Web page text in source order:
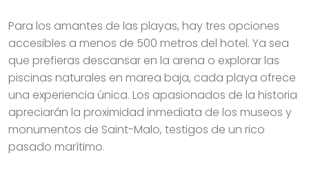
Para los amantes de las playas, hay tres opciones
accesibles a menos de 500 metros del hotel. Ya sea
que prefieras descansar en la arena o explorar las
piscinas naturales en marea baja, cada playa ofrece
una experiencia única. Los apasionados de la historia
apreciarán la proximidad inmediata de los museos y
monumentos de Saint-Malo, testigos de un rico
pasado marítimo.